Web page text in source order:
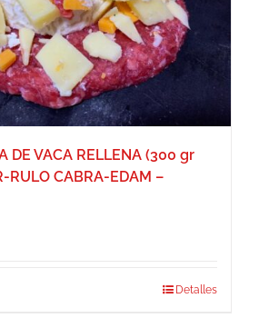
DE VACA RELLENA (300 gr
RULO CABRA-EDAM –
Detalles